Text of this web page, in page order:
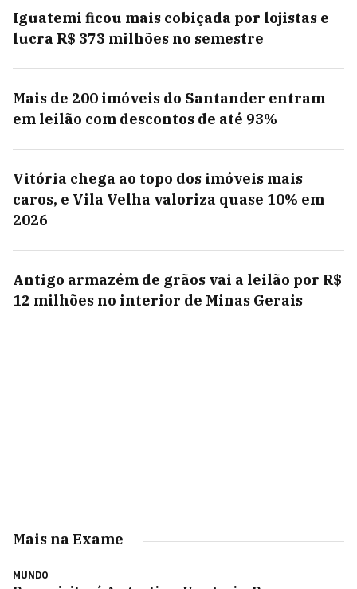
Iguatemi ficou mais cobiçada por lojistas e
lucra R$ 373 milhões no semestre
Mais de 200 imóveis do Santander entram
em leilão com descontos de até 93%
Vitória chega ao topo dos imóveis mais
caros, e Vila Velha valoriza quase 10% em
2026
Antigo armazém de grãos vai a leilão por R$
12 milhões no interior de Minas Gerais
Mais na Exame
MUNDO